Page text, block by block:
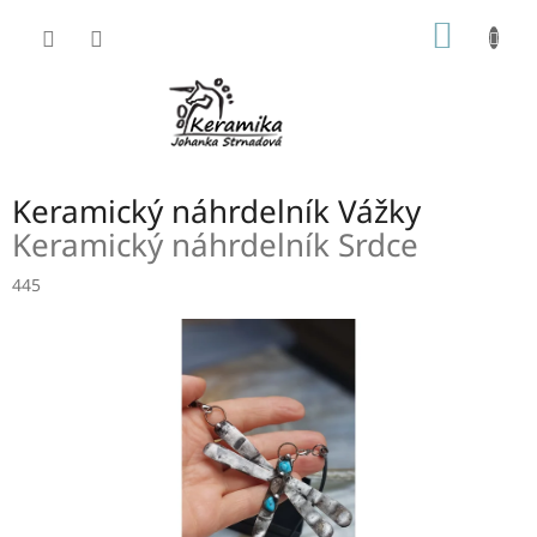
Keramický náhrdelník Vážky
Keramický náhrdelník Srdce
445